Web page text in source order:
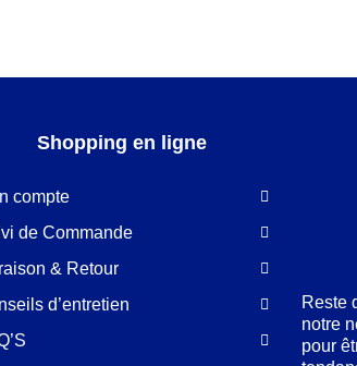
Shopping en ligne
compte
de Commande
& Retour
d’entretien
Reste
notre
pour